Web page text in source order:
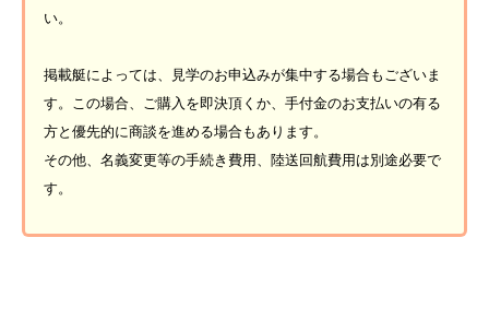
い。
掲載艇によっては、見学のお申込みが集中する場合もございま
す。この場合、ご購入を即決頂くか、手付金のお支払いの有る
方と優先的に商談を進める場合もあります。
その他、名義変更等の手続き費用、陸送回航費用は別途必要で
す。